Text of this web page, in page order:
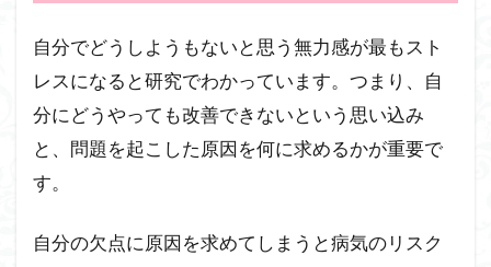
自分でどうしようもないと思う無力感が最もスト
レスになると研究でわかっています。つまり、自
分にどうやっても改善できないという思い込み
と、問題を起こした原因を何に求めるかが重要で
す。
自分の欠点に原因を求めてしまうと病気のリスク